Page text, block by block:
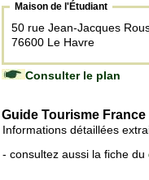
Maison de l'Étudiant
50 rue Jean-Jacques
76600 Le Havre
Consulter le plan
Guide Tourisme France
Informations détaillées
- consultez aussi la fiche du